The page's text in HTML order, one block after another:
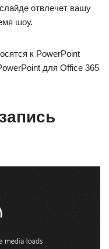
отвлечет вашу
шоу.
к PowerPoint
для Office 365